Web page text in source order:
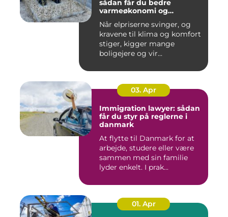
sådan får du bedre
varmeøkonomi og
Når elpriserne svinger, og
kravene til klima og komfort
stiger, kigger mange
boligejere og vir...
03. Apr
Immigration lawyer: sådan
får du styr på reglerne i
danmark
At flytte til Danmark for at
arbejde, studere eller være
sammen med sin familie
lyder enkelt. I prak...
01. Apr